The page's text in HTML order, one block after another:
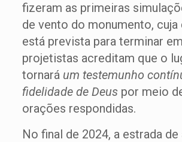
fizeram as primeiras
de vento do monumento,
está prevista para terminar
projetistas acreditam que o
tornará um testemunho
fidelidade de Deus por meio
orações respondidas.
No final de 2024, a estrada